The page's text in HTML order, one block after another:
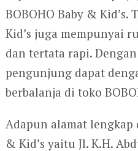
BOBOHO Baby & Kid’s.
Kid’s juga mempunyai
dan tertata rapi.
pengunjung dapat
berbalanja di toko
Adapun alamat lengkap
& Kid’s yaitu Jl. K.H.